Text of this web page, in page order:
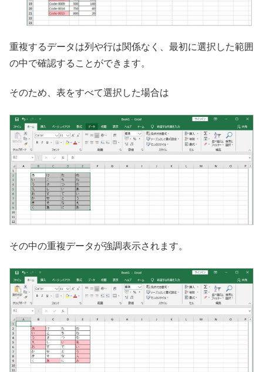
重複するデータは列や行は関係なく、最初に選択した範囲
の中で確認することができます。
そのため、表をすべて選択した場合は
その中の重複データが強調表示されます。